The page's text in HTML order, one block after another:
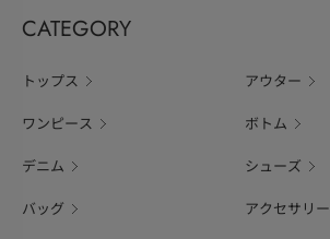
CATEGORY
トップス アウター
ワンピース ボトム
デニム シューズ
バッグ アクセサリー